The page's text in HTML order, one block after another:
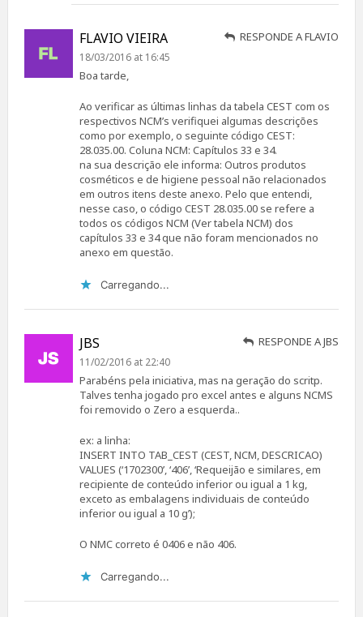
FLAVIO VIEIRA RESPONDE A FLAVIO
18/03/2016 at 16:45
Boa tarde,
Ao verificar as últimas linhas da tabela CEST com os
respectivos NCM’s verifiquei algumas descrições
como por exemplo, o seguinte código CEST:
28.035.00. Coluna NCM: Capítulos 33 e 34.
na sua descrição ele informa: Outros produtos
cosméticos e de higiene pessoal não relacionados
em outros itens deste anexo. Pelo que entendi,
nesse caso, o código CEST 28.035.00 se refere a
todos os códigos NCM (Ver tabela NCM) dos
capítulos 33 e 34 que não foram mencionados no
anexo em questão.
Carregando...
JBS RESPONDE A JBS
11/02/2016 at 22:40
Parabéns pela iniciativa, mas na geração do scritp.
Talves tenha jogado pro excel antes e alguns NCMS
foi removido o Zero a esquerda..
ex: a linha:
INSERT INTO TAB_CEST (CEST, NCM, DESCRICAO)
VALUES (‘1702300’, ‘406’, ‘Requeijão e similares, em
recipiente de conteúdo inferior ou igual a 1 kg,
exceto as embalagens individuais de conteúdo
inferior ou igual a 10 g’);
O NMC correto é 0406 e não 406.
Carregando...